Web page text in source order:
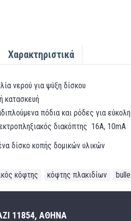
Χαρακτηριστικά
νερού για ψύξη δίσκου
κατασκευή
πόδια και ρόδες για
διακόπτης 16A, 10mA
δίσκο κοπής δομικών υλικών
κόφτης κόφτης πλακιδίων bulle
11854, ΑΘΗΝΑ